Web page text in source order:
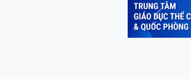
Previous